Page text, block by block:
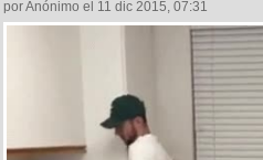
por Anónimo el 11 dic 2015, 07:31